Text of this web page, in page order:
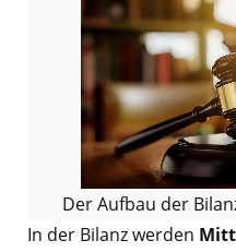
Der Aufbau der
In der Bilanz werden